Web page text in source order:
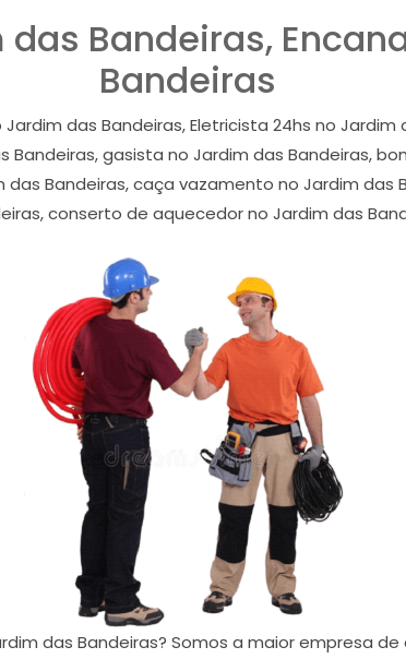
Bandeiras,
Bandeiras
das Bandeiras, Eletricista 24hs no
Bandeiras, gasista no Jardim das Bandeiras,
Bandeiras, caça vazamento no Jardim
conserto de aquecedor no Jardim das
das Bandeiras? Somos a maior empresa